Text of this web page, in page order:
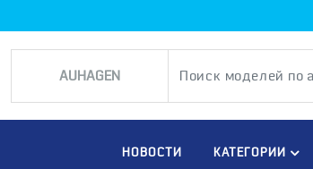
НОВОСТИ КАТЕГОРИИ